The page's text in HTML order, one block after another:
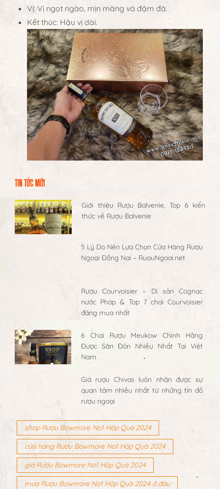
Vị: Vị ngọt ngào, mịn màng và đậm đà.
Kết thúc: Hậu vị dài.
TIN TỨC MỚI
Giới thiệu Rượu Balvenie, Top 6 kiến
thức về Rượu Balvenie
5 Lý Do Nên Lựa Chọn Cửa Hàng Rượu
Ngoại Đồng Nai – RuouNgoai.net
Rượu Courvoisier – Di sản Cognac
nước Pháp & Top 7 chai Courvoisier
đáng mua nhất
6 Chai Rượu Meukow Chính Hãng
Được Săn Đón Nhiều Nhất Tại Việt
Nam
Giá rượu Chivas luôn nhận được sự
quan tâm nhiều nhất từ những tín đồ
rượu ngoại
shop Rượu Bowmore No1 Hộp Quà 2024
cửa hàng Rượu Bowmore No1 Hộp Quà 2024
giá Rượu Bowmore No1 Hộp Quà 2024
mua Rượu Bowmore No1 Hộp Quà 2024 ở đâu